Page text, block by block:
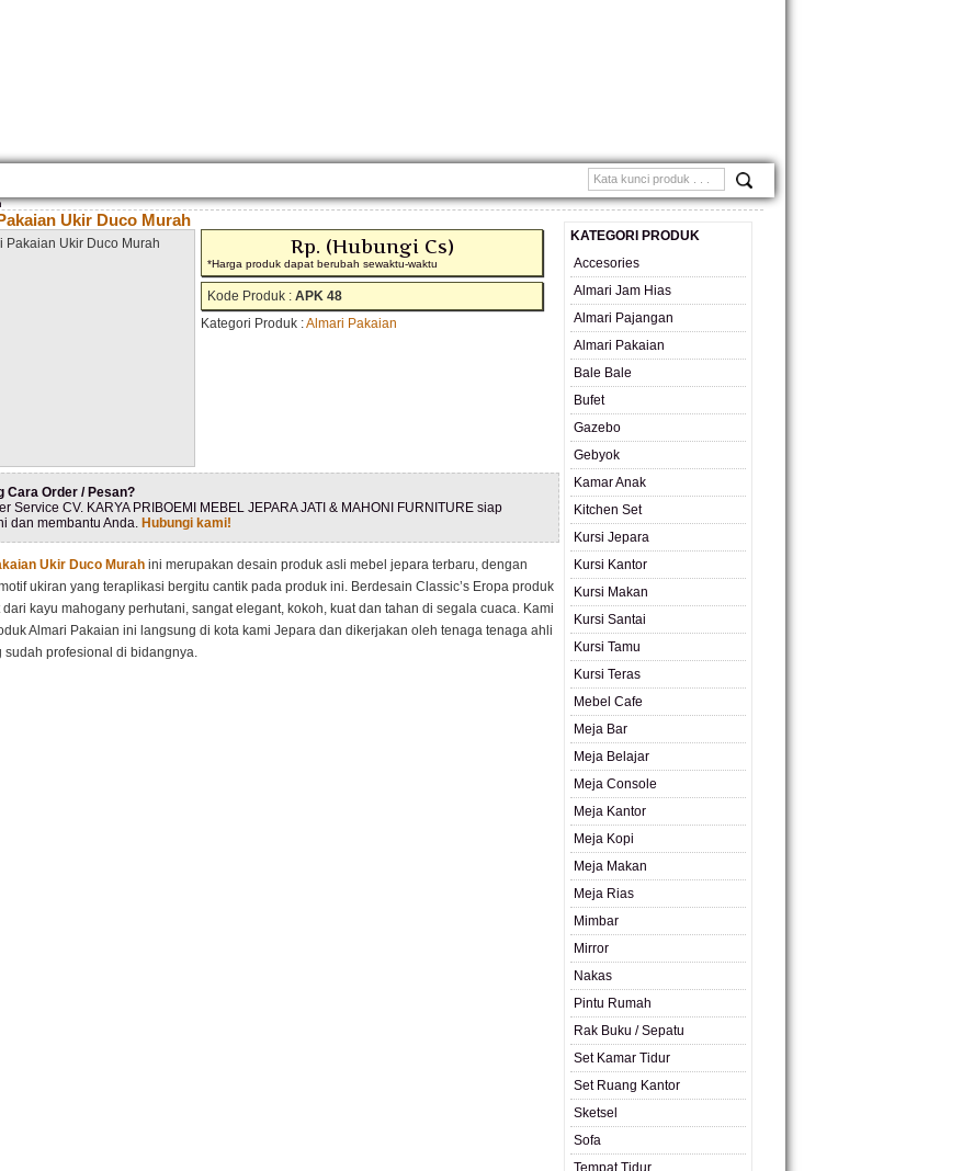
Ukir Duco Murah
Rp. (Hubungi Cs)
*Harga produk dapat berubah sewaktu-waktu
Kode Produk : APK 48
Kategori Produk :Almari Pakaian
Cara Order / Pesan?
Service CV. KARYA PRIBOEMI MEBEL JEPARA JATI & MAHONI FURNITURE siap
dan membantu Anda. Hubungi kami!
Ukir Duco Murah ini merupakan desain produk asli mebel jepara terbaru, dengan
ukiran yang teraplikasi bergitu cantik pada produk ini. Berdesain Classic’s Eropa produk
kayu mahogany perhutani, sangat elegant, kokoh, kuat dan tahan di segala cuaca. Kami
Almari Pakaian ini langsung di kota kami Jepara dan dikerjakan oleh tenaga tenaga ahli
sudah profesional di bidangnya.
KATEGORI PRODUK
Accesories
Almari Jam Hias
Almari Pajangan
Almari Pakaian
Bale Bale
Bufet
Gazebo
Gebyok
Kamar Anak
Kitchen Set
Kursi Jepara
Kursi Kantor
Kursi Makan
Kursi Santai
Kursi Tamu
Kursi Teras
Mebel Cafe
Meja Bar
Meja Belajar
Meja Console
Meja Kantor
Meja Kopi
Meja Makan
Meja Rias
Mimbar
Mirror
Nakas
Pintu Rumah
Rak Buku / Sepatu
Set Kamar Tidur
Set Ruang Kantor
Sketsel
Sofa
Tempat Tidur